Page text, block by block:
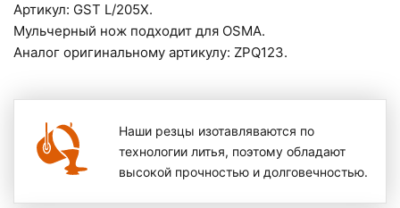
Артикул: GST L/205X.
Мульчерный нож подходит для OSMA.
Аналог оригинальному артикулу: ZPQ123.
Наши резцы изотавляваются по
технологии литья, поэтому обладают
высокой прочностью и долговечностью.